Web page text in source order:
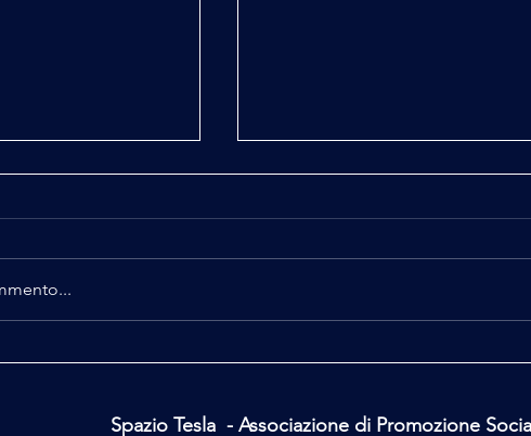
il Codice
La Strega di Baratti a Bobbio
Spazio Tesla - Associazione di Promozione